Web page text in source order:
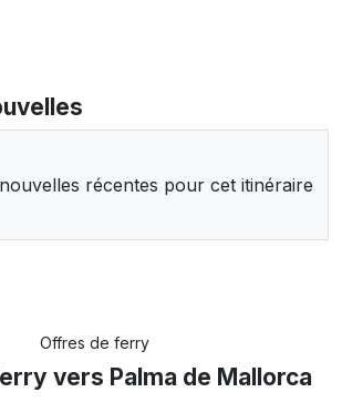
récentes pour cet itinéraire
Offres de ferry
vers Palma de Mallorca